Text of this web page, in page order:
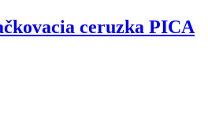
ceruzka PICA